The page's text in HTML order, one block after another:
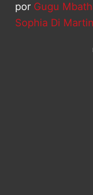
por Gugu
Sophia Di